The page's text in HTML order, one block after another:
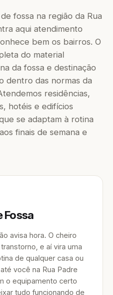
fossa na região da Rua
aqui atendimento
bem os bairros. O
do material
da fossa e destinação
dentro das normas da
residências,
hotéis e edifícios
se adaptam à rotina
finais de semana e
Fossa
avisa hora. O cheiro
e aí vira uma
de qualquer casa ou
você na Rua Padre
o equipamento certo
tudo funcionando de